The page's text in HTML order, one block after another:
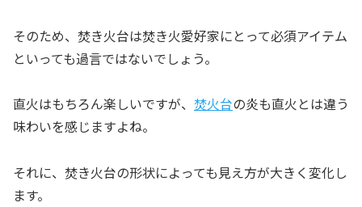
そのため、焚き火台は焚き火愛好家にとって必須アイテム
といっても過言ではないでしょう。
直火はもちろん楽しいですが、 焚火台の炎も直火とは違う
味わいを感じますよね。
それに、焚き火台の形状によっても見え方が大きく変化し
ます。